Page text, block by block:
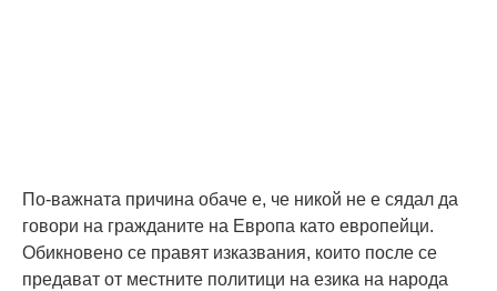
По-важната причина обаче е, че никой не е сядал да
говори на гражданите на Европа като европейци.
Обикновено се правят изказвания, които после се
предават от местните политици на езика на народа